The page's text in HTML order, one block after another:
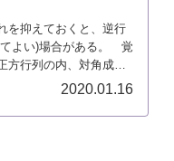
抑えておくと、逆行
てよい)場合がある。 覚
方行列の内、対角成分
2020.01.16